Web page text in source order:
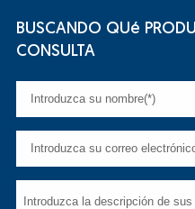
BUSCANDO QUé
CONSULTA